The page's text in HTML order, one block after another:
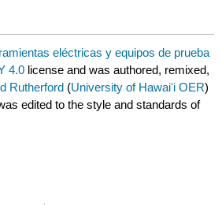
eléctricas y equipos de prueba
4.0 license and was authored, remixed,
Rutherford (University of Hawaiʻi OER)
edited to the style and standards of